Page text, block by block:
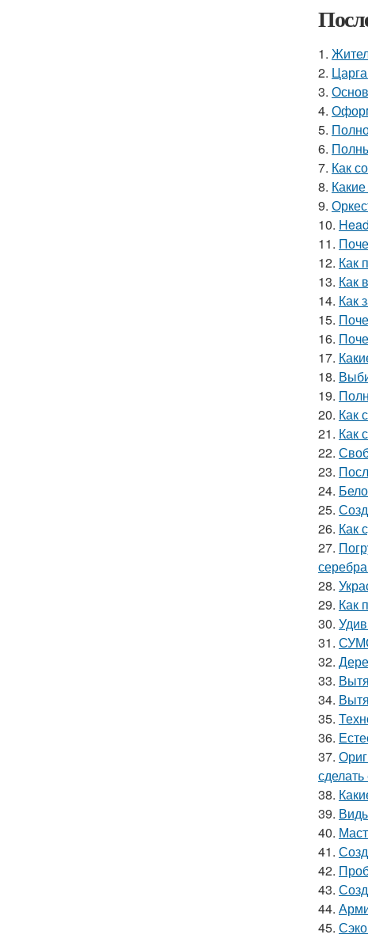
1.
2.
3.
4.
5.
6.
7. Как
8.
9.
10.
11.
12. Как
13. Как
14. Как
15.
16.
17.
18.
19.
20. Как
21. Как
22.
23.
24.
25.
26. Как
27.
28.
29. Как
30.
31.
32.
33.
34.
35.
36.
37.
38.
39.
40.
41.
42.
43.
44.
45.